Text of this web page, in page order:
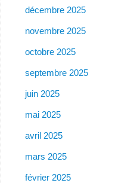
décembre 2025
novembre 2025
octobre 2025
septembre 2025
juin 2025
mai 2025
avril 2025
mars 2025
février 2025